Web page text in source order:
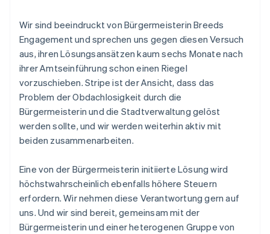
Wir sind beeindruckt von Bürgermeisterin Breeds
Engagement und sprechen uns gegen diesen Versuch
aus, ihren Lösungsansätzen kaum sechs Monate nach
ihrer Amtseinführung schon einen Riegel
vorzuschieben. Stripe ist der Ansicht, dass das
Problem der Obdachlosigkeit durch die
Bürgermeisterin und die Stadtverwaltung gelöst
werden sollte, und wir werden weiterhin aktiv mit
beiden zusammenarbeiten.
Eine von der Bürgermeisterin initiierte Lösung wird
höchstwahrscheinlich ebenfalls höhere Steuern
erfordern. Wir nehmen diese Verantwortung gern auf
uns. Und wir sind bereit, gemeinsam mit der
Bürgermeisterin und einer heterogenen Gruppe von
Niederlande
Nederlands English
Norwegen
English
Österreich
DeutschEnglish
Polen
English
Portugal
PortuguêsEnglish
Rumänien
Schweden
SvenskaEnglish
Schweiz
DeutschFrançaisItalianoEnglish
Singapur
English简体中文